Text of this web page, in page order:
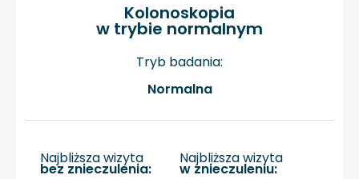
Kolonoskopia
w trybie normalnym
Tryb badania:
Normalna
Najbliższa wizyta
bez znieczulenia:
Najbliższa wizyta
w znieczuleniu: